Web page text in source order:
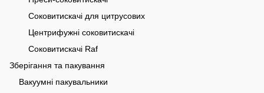
Соковитискачі для цитрусових
Центрифужні соковитискачі
Соковитискачі Raf
Зберігання та пакування
Вакуумні пакувальники